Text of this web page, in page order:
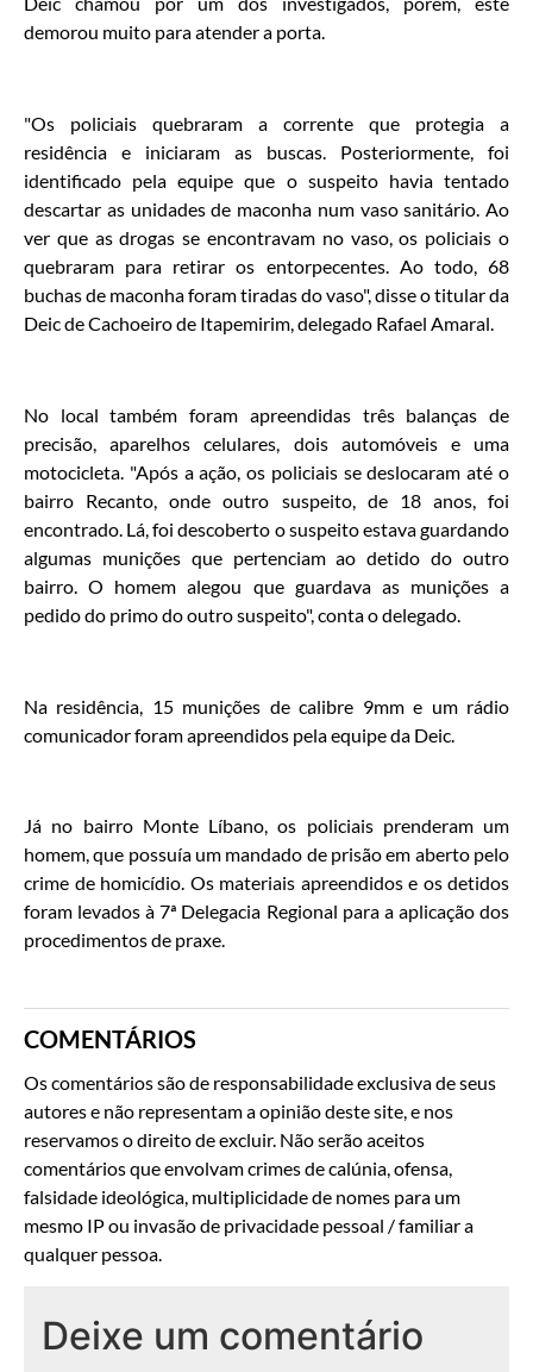
demorou muito para atender a porta.
"Os policiais quebraram a corrente que protegia a
residência e iniciaram as buscas. Posteriormente, foi
identificado pela equipe que o suspeito havia tentado
descartar as unidades de maconha num vaso sanitário. Ao
ver que as drogas se encontravam no vaso, os policiais o
quebraram para retirar os entorpecentes. Ao todo, 68
buchas de maconha foram tiradas do vaso", disse o titular da
Deic de Cachoeiro de Itapemirim, delegado Rafael Amaral.
No local também foram apreendidas três balanças de
precisão, aparelhos celulares, dois automóveis e uma
motocicleta. "Após a ação, os policiais se deslocaram até o
bairro Recanto, onde outro suspeito, de 18 anos, foi
encontrado. Lá, foi descoberto o suspeito estava guardando
algumas munições que pertenciam ao detido do outro
bairro. O homem alegou que guardava as munições a
pedido do primo do outro suspeito", conta o delegado.
Na residência, 15 munições de calibre 9mm e um rádio
comunicador foram apreendidos pela equipe da Deic.
Já no bairro Monte Líbano, os policiais prenderam um
homem, que possuía um mandado de prisão em aberto pelo
crime de homicídio. Os materiais apreendidos e os detidos
foram levados à 7ª Delegacia Regional para a aplicação dos
procedimentos de praxe.
COMENTÁRIOS
Os comentários são de responsabilidade exclusiva de seus
autores e não representam a opinião deste site, e nos
reservamos o direito de excluir. Não serão aceitos
comentários que envolvam crimes de calúnia, ofensa,
falsidade ideológica, multiplicidade de nomes para um
mesmo IP ou invasão de privacidade pessoal / familiar a
qualquer pessoa.
Deixe um comentário